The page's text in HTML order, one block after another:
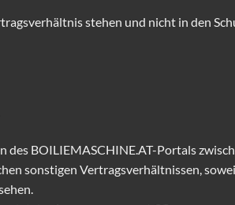
stehen und nicht in den
des BOILIEMASCHINE.AT-Portals
sonstigen Vertragsverhältnissen,